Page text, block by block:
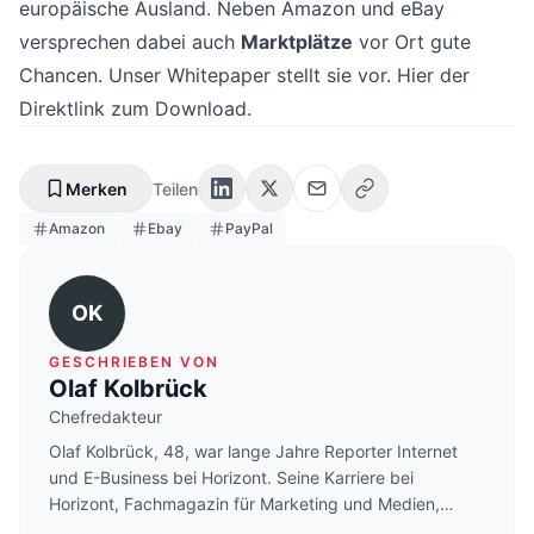
europäische Ausland. Neben Amazon und eBay
versprechen dabei auch Marktplätze vor Ort gute
Chancen. Unser Whitepaper stellt sie vor. Hier der
Direktlink zum Download.
Merken Teilen
Amazon Ebay PayPal
OK
GESCHRIEBEN VON
Olaf Kolbrück
Chefredakteur
Olaf Kolbrück, 48, war lange Jahre Reporter Internet
und E-Business bei Horizont. Seine Karriere bei
Horizont, Fachmagazin für Marketing und Medien,